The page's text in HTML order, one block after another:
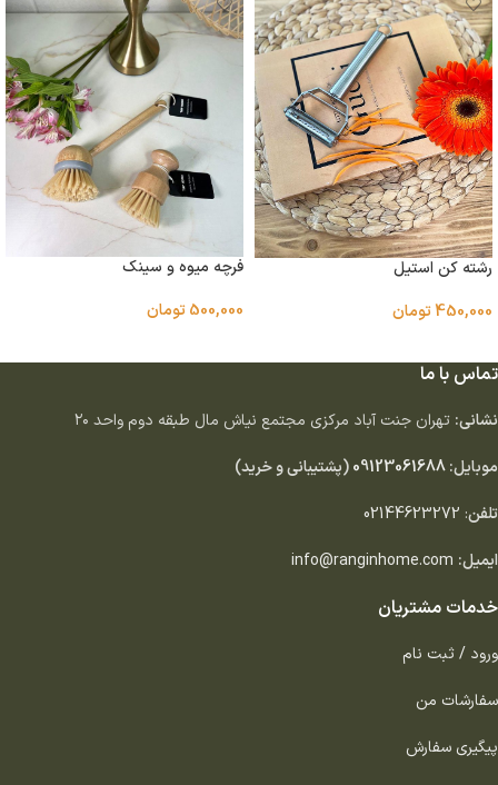
رشته کن استیل
450,000تومان
فرچه میوه و سینک
500,000تومان
تماس با ما
نشانی: تهران جنت آباد مركزى مجتمع نياش مال طبقه دوم واحد ٢٠
موبایل:09123061688(پشتیبانی و خرید)
تلفن:
02144623272
ایمیل: info@ranginhome.com
خدمات مشتریان
ورود / ثبت نام
سفارشات من
پیگیری سفارش